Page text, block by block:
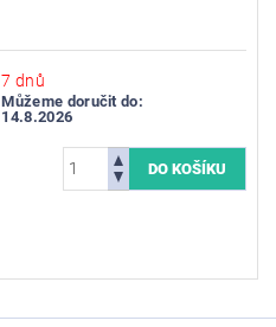
7 dnů
Můžeme doručit do:
14.8.2026